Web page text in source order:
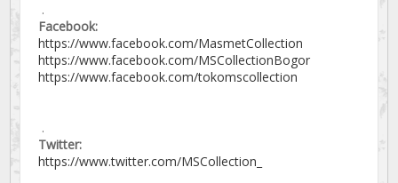
.
Facebook:
https://www.facebook.com/MasmetCollection
https://www.facebook.com/MSCollectionBogor
https://www.facebook.com/tokomscollection
.
Twitter:
https://www.twitter.com/MSCollection_